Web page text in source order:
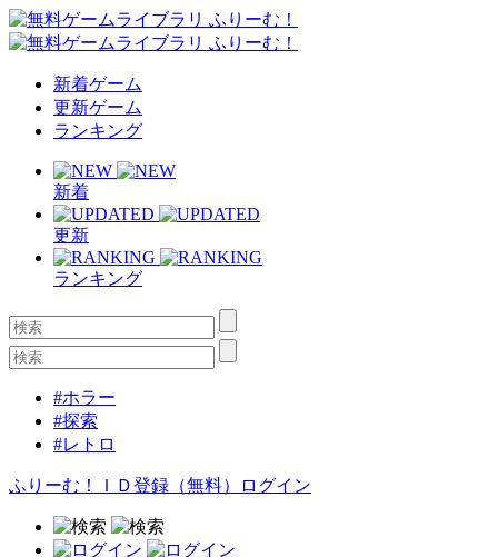
新着ゲーム
更新ゲーム
ランキング
新着
更新
ランキング
#ホラー
#探索
#レトロ
ふりーむ！ＩＤ登録（無料） ログイン